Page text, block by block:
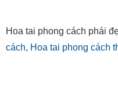
Hoa tai phong cách phái
cách, Hoa tai phong cách